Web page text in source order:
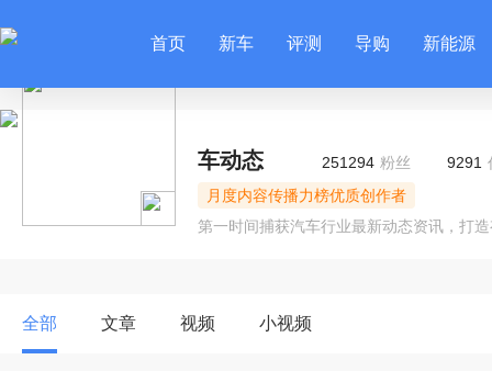
首页 新车 评测 导购 新能源
车动态 251294 粉丝 9291
月度内容传播力榜优质创作者
第一时间捕获汽车行业最新动态资讯，打
全部 文章 视频 小视频